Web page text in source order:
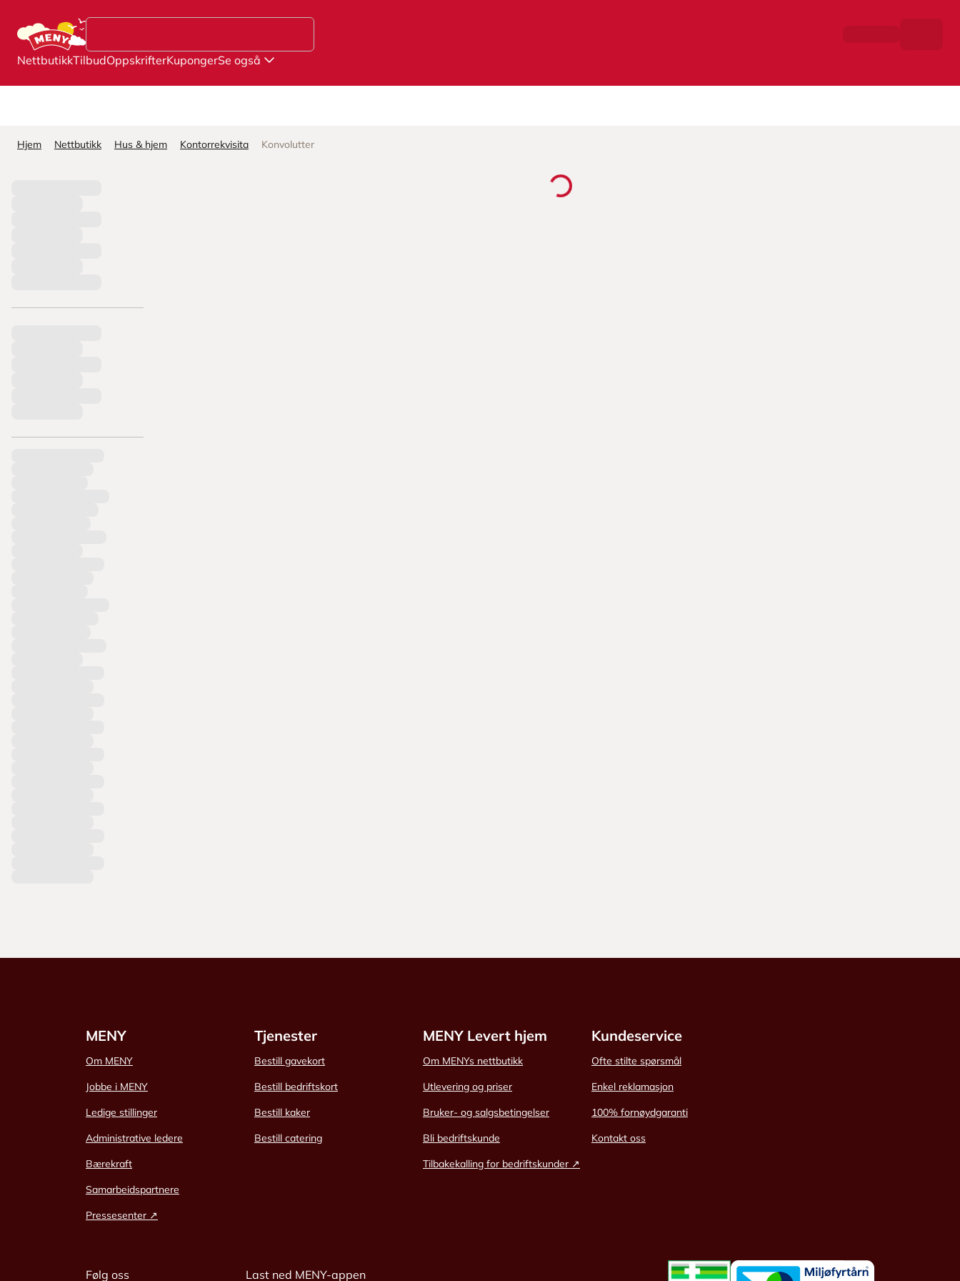
NettbutikkTilbudOppskrifterKupongerSe også
Hjem Nettbutikk Hus & hjem Kontorrekvisita Konvolutter
MENY
Om MENY
Jobbe i MENY
Ledige stillinger
Administrative ledere
Bærekraft
Samarbeidspartnere
Pressesenter ↗
Tjenester
Bestill gavekort
Bestill bedriftskort
Bestill kaker
Bestill catering
MENY Levert hjem
Om MENYs nettbutikk
Utlevering og priser
Bruker- og salgsbetingelser
Bli bedriftskunde
Tilbakekalling for bedriftskunder ↗
Kundeservice
Ofte stilte spørsmål
Enkel reklamasjon
100% fornøydgaranti
Kontakt oss
Følg oss Last ned MENY-appen